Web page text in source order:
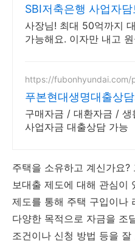
SBI저축은행 사업자
후순위담보대출 최대
사장님! 최대 50억까지
가능해요. 이자만 내고
https://fubonhyundai.com/
푸본현대생명대출상
남
구매자금 / 대환자금 / 생
사업자금 대출상담 가능
주택을 소유하고 계신가요
보대출 제도에 대해 관심이
제도를 통해 주택 구입이나
다양한 목적으로 자금을 조
조건이나 신청 방법 등을